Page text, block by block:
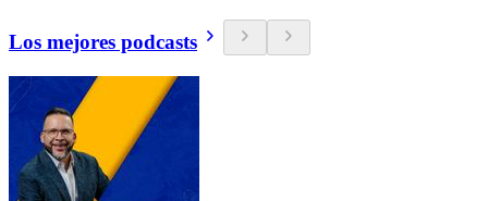
Los mejores podcasts